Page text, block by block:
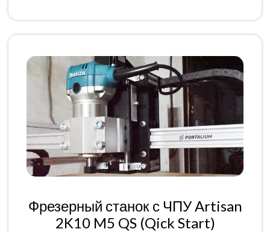
Фрезерный станок с ЧПУ Artisan
2K10 M5 QS (Qick Start)